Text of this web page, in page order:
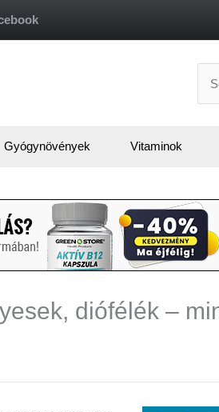
for:
Gyógynövények Vitaminok
diófélék –